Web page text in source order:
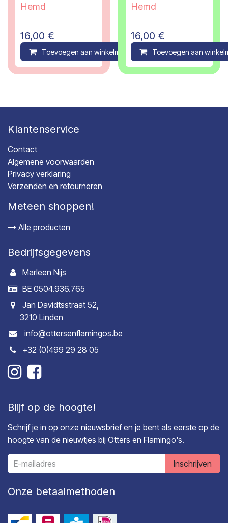
Hemd
16,00 €
Toevoegen aan winkelmandje Compare
Hemd
16,00 €
Toevoegen aan
Klantenservice
Contact
Algemene voorwaarden
Privacy verklaring
Verzenden en retourneren
Meteen shoppen!
Alle producten
Bedrijfsgegevens
Marleen Nijs
BE 0504.936.765
Jan Davidtsstraat 52,
3210 Linden
info@ottersenflamingos.be
+32 (0)499 29 28 05
Blijf op de hoogte!
Schrijf je in op onze nieuwsbrief en je bent als eerste op de
hoogte van de nieuwtjes bij Otters en Flamingo's.
Inschrijven
Onze betaalmethoden